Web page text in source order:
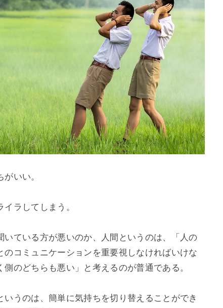
いい。
ラしてしまう。
ている方が悪いのか、人間というのは、「人の
コミュニケーションを重要視しなければいけな
のどちらも悪い」と考えるのが普通である。
うのは、簡単に気持ちを切り替えることができ